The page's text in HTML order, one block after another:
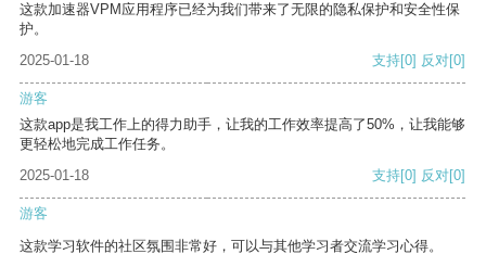
这款加速器VPM应用程序已经为我们带来了无限的隐私保护和安全性保
护。
2025-01-18
支持[0] 反对[0]
游客
这款app是我工作上的得力助手，让我的工作效率提高了50%，让我能够
更轻松地完成工作任务。
2025-01-18
支持[0] 反对[0]
游客
这款学习软件的社区氛围非常好，可以与其他学习者交流学习心得。